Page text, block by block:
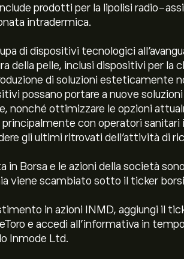
prodotti per la lipolisi radio-
intradermica.
di dispositivi tecnologici
della pelle, inclusi dispositivi per la
di soluzioni esteticamente
possano portare a nuove
nonché ottimizzare le opzioni
principalmente con operatori
gli ultimi ritrovati dell’attività di
in Borsa e le azioni della società
viene scambiato sotto il ticker
in azioni INMD, aggiungi il
e accedi all’informativa in
Inmode Ltd.